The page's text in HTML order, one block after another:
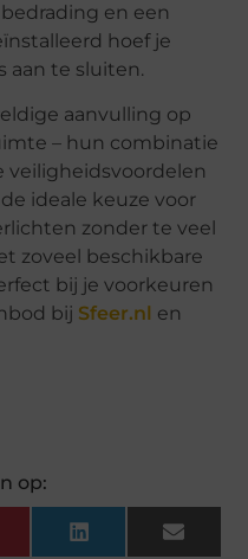
en een
hoef je
aan te sluiten.
aanvulling op
– hun combinatie
veiligheidsvoordelen
ideale keuze voor
zonder te veel
zoveel beschikbare
bij je voorkeuren
bij Sfeer.nl en
op:
LinkedIn Email